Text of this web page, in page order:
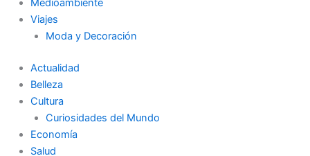
Medioambiente
Viajes
Moda y Decoración
Actualidad
Belleza
Cultura
Curiosidades del Mundo
Economía
Salud